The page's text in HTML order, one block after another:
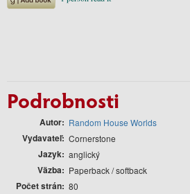
Podrobnosti
Autor Random House Worlds
Vydavateľ Cornerstone
Jazyk anglický
Väzba Paperback / softback
Počet strán 80